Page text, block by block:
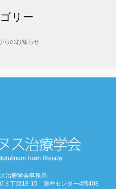
リー
らのお知らせ
治療学会事務局
３丁目18-15 藤井センター4階408